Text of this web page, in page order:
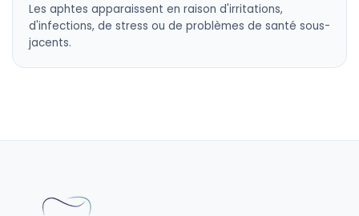
Les aphtes apparaissent en raison d'irritations,
d'infections, de stress ou de problèmes de santé sous-
jacents.